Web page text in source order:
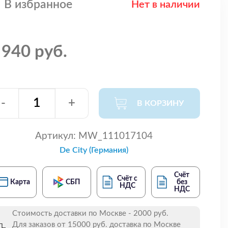
В избранное Нет в наличии
руб.
- + В КОРЗИНУ
Артикул: MW_111017104
De City (Германия)
Карта СБП
Счёт с
НДС
Счёт
без
НДС
Стоимость доставки по Москве - 2000 руб.
Для заказов от 15000 руб. доставка по Москве